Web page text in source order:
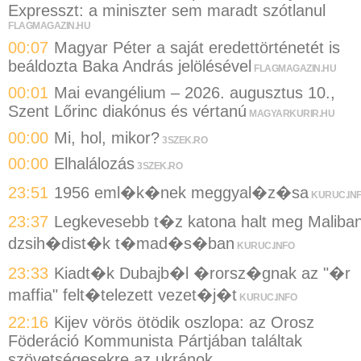
Expresszt: a miniszter sem maradt szótlanul
FLAGMAGAZIN.HU
00:07 Magyar Péter a saját eredettörténetét is
beáldozta Baka András jelölésével
FLAGMAGAZIN.HU
00:01 Mai evangélium – 2026. augusztus 10.,
Szent Lőrinc diakónus és vértanú MAGYARKURIR.HU
00:00 Mi, hol, mikor? 3SZEK.RO
00:00 Elhalálozás 3SZEK.RO
23:51 1956 eml�k�nek meggyal�z�sa
23:37 Legkevesebb t�z katona halt meg
dzsih�dist�k t�mad�s�ban KURUC.INFO
23:33 Kiadt�k Dubajb�l �rorsz�gnak az "�r
maffia" felt�telezett vezet�j�t KURUC.INFO
22:16 Kijev vörös ötödik oszlopa: az Orosz
Föderáció Kommunista Pártjában találtak